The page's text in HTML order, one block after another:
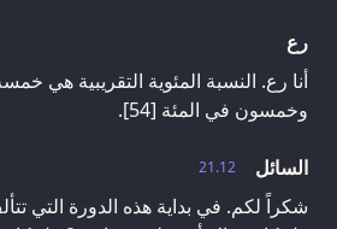
رع
أنا رع. النسبة المئوية التقريبية هي
وخمسون في المئة [54].
21.12
السائل